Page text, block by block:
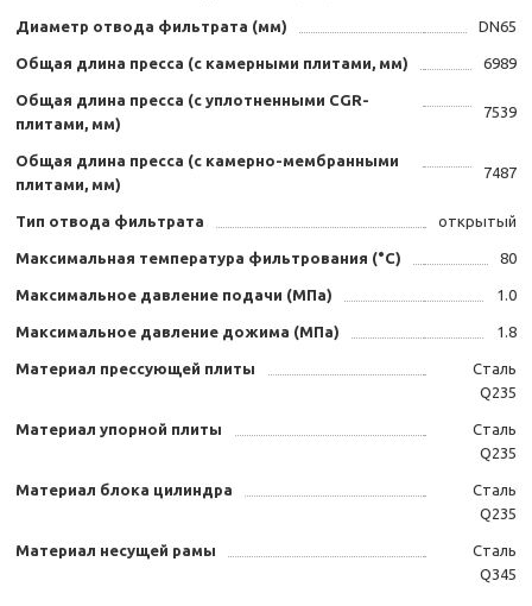
Диаметр отвода фильтрата (мм) DN65
Общая длина пресса (с камерными плитами, мм) 6989
Общая длина пресса (с уплотненными CGR-
плитами, мм)
7539
Общая длина пресса (с камерно-мембранными
плитами, мм)
7487
Тип отвода фильтрата открытый
Максимальная температура фильтрования (°C) 80
Максимальное давление подачи (МПа) 1.0
Максимальное давление дожима (МПа) 1.8
Материал прессующей плиты
Сталь
Q235
Материал упорной плиты
Сталь
Q235
Материал блока цилиндра
Сталь
Q235
Материал несущей рамы
Сталь
Q345